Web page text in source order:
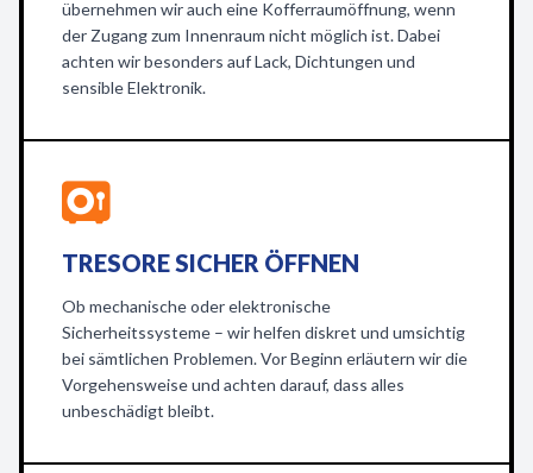
übernehmen wir auch eine Kofferraumöffnung, wenn
der Zugang zum Innenraum nicht möglich ist. Dabei
achten wir besonders auf Lack, Dichtungen und
sensible Elektronik.
TRESORE SICHER ÖFFNEN
Ob mechanische oder elektronische
Sicherheitssysteme – wir helfen diskret und umsichtig
bei sämtlichen Problemen. Vor Beginn erläutern wir die
Vorgehensweise und achten darauf, dass alles
unbeschädigt bleibt.